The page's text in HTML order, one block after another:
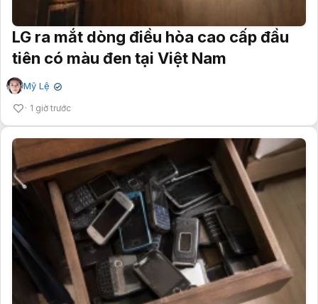
LG ra mắt dòng điều hòa cao cấp đầu
tiên có màu đen tại Việt Nam
Mỹ Lệ ✔
1 giờ trước